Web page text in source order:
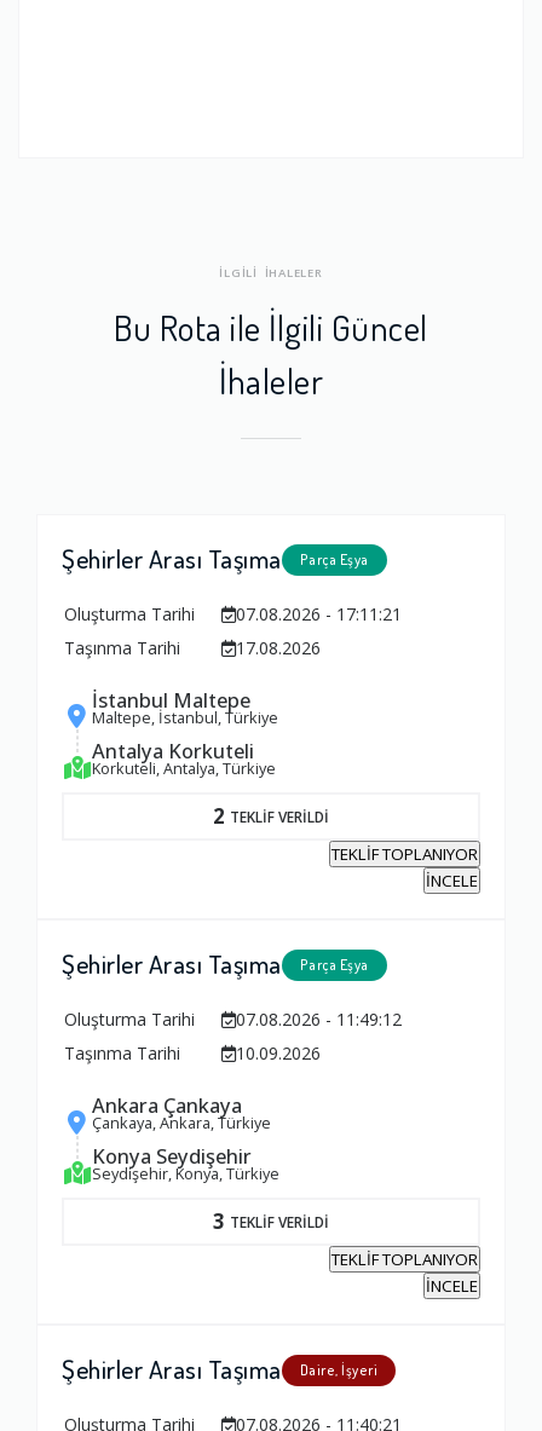
İLGİLİ İHALELER
Bu Rota ile İlgili Güncel
İhaleler
Şehirler Arası Taşıma Parça Eşya
Oluşturma Tarihi
07.08.2026 - 17:11:21
Taşınma Tarihi
17.08.2026
İstanbul Maltepe
Maltepe, İstanbul, Türkiye
Antalya Korkuteli
Korkuteli, Antalya, Türkiye
2 TEKLİF VERİLDİ
TEKLİF TOPLANIYOR
İNCELE
Şehirler Arası Taşıma Parça Eşya
Oluşturma Tarihi
07.08.2026 - 11:49:12
Taşınma Tarihi
10.09.2026
Ankara Çankaya
Çankaya, Ankara, Türkiye
Konya Seydişehir
Seydişehir, Konya, Türkiye
3 TEKLİF VERİLDİ
TEKLİF TOPLANIYOR
İNCELE
Şehirler Arası Taşıma Daire, İşyeri
Oluşturma Tarihi
07.08.2026 - 11:40:21